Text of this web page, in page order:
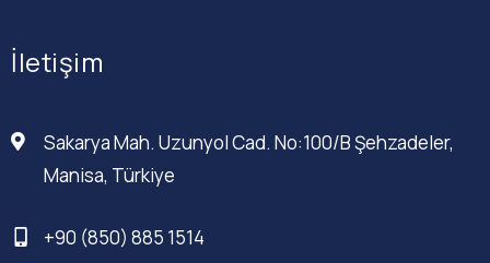
İletişim
Sakarya Mah. Uzunyol Cad. No:100/B Şehzadeler,
Manisa, Türkiye
+90 (850) 885 1514